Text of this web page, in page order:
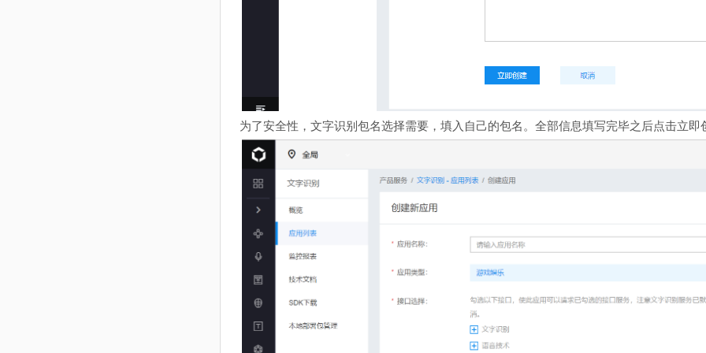
为了安全性，文字识别包名选择需要，填入自己的包名。全部信息填写完毕之后点击立即